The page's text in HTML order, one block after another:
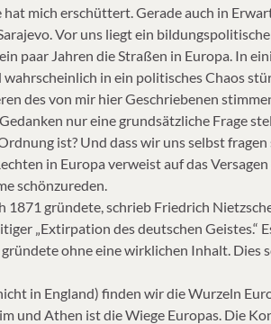
hat mich erschüttert. Gerade auch in
Vor uns liegt ein
paar Jahren die Straßen in Europa. In
in ein politisches Chaos
des von mir hier Geschriebenen
nur eine grundsätzliche Frage
ist? Und dass wir uns selbst fragen
in Europa verweist auf das
schönzureden.
1871 gründete, schrieb Friedrich
„Extirpation des deutschen Geistes.“
ohne eine wirklichen Inhalt. Dies
in England) finden wir die Wurzeln
und Athen ist die Wiege Europas. Die